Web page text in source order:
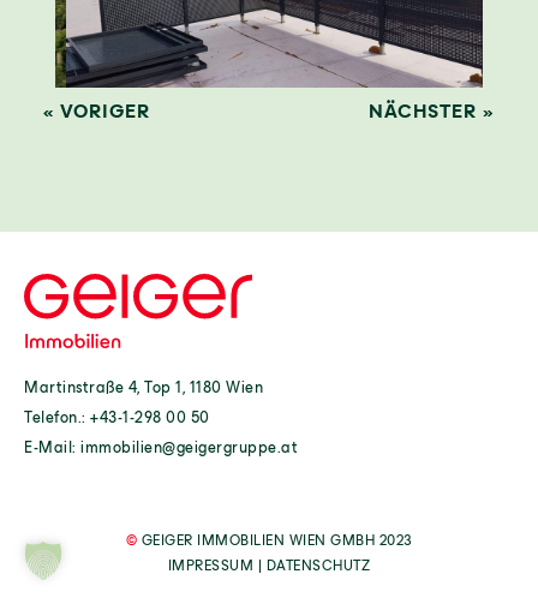
« VORIGER NÄCHSTER »
Martinstraße 4, Top 1, 1180 Wien
Telefon.: +43-1-298 00 50
E-Mail: immobilien@geigergruppe.at
© GEIGER IMMOBILIEN WIEN GMBH 2023
IMPRESSUM | DATENSCHUTZ